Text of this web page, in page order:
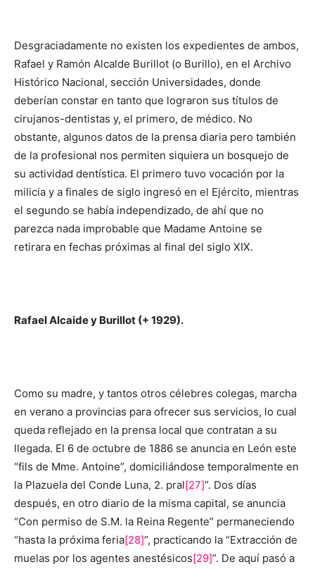
Desgraciadamente no existen los expedientes de ambos,
Rafael y Ramón Alcalde Burillot (o Burillo), en el Archivo
Histórico Nacional, sección Universidades, donde
deberían constar en tanto que lograron sus títulos de
cirujanos-dentistas y, el primero, de médico. No
obstante, algunos datos de la prensa diaria pero también
de la profesional nos permiten siquiera un bosquejo de
su actividad dentística. El primero tuvo vocación por la
milicia y a finales de siglo ingresó en el Ejército, mientras
el segundo se había independizado, de ahí que no
parezca nada improbable que Madame Antoine se
retirara en fechas próximas al final del siglo XIX.
Rafael Alcaide y Burillot (+ 1929).
Como su madre, y tantos otros célebres colegas, marcha
en verano a provincias para ofrecer sus servicios, lo cual
queda reflejado en la prensa local que contratan a su
llegada. El 6 de octubre de 1886 se anuncia en León este
“fils de Mme. Antoine”, domiciliándose temporalmente en
la Plazuela del Conde Luna, 2. pral[27]”. Dos días
después, en otro diario de la misma capital, se anuncia
“Con permiso de S.M. la Reina Regente” permaneciendo
“hasta la próxima feria[28]”, practicando la “Extracción de
muelas por los agentes anestésicos[29]”. De aquí pasó a